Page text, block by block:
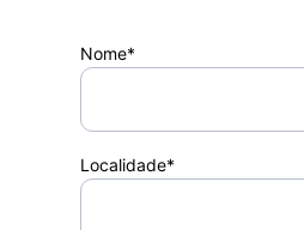
Nome*
Localidade*